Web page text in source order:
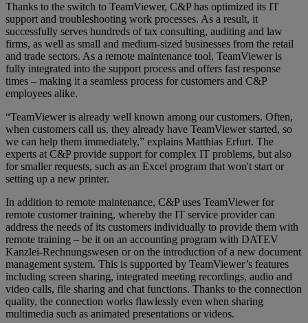
Thanks to the switch to TeamViewer, C&P has optimized its IT
support and troubleshooting work processes. As a result, it
successfully serves hundreds of tax consulting, auditing and law
firms, as well as small and medium-sized businesses from the retail
and trade sectors. As a remote maintenance tool, TeamViewer is
fully integrated into the support process and offers fast response
times – making it a seamless process for customers and C&P
employees alike.
“TeamViewer is already well known among our customers. Often,
when customers call us, they already have TeamViewer started, so
we can help them immediately,” explains Matthias Erfurt. The
experts at C&P provide support for complex IT problems, but also
for smaller requests, such as an Excel program that won't start or
setting up a new printer.
In addition to remote maintenance, C&P uses TeamViewer for
remote customer training, whereby the IT service provider can
address the needs of its customers individually to provide them with
remote training – be it on an accounting program with DATEV
Kanzlei-Rechnungswesen or on the introduction of a new document
management system. This is supported by TeamViewer’s features
including screen sharing, integrated meeting recordings, audio and
video calls, file sharing and chat functions. Thanks to the connection
quality, the connection works flawlessly even when sharing
multimedia such as animated presentations or videos.